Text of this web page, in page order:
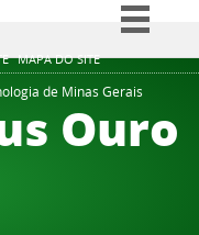
MAPA DO SITE
Simplifique!
Comunica BR
Participe
de Minas Gerais
Ouro